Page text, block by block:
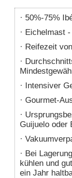
50%-75%
Eichelmast
Reifezeit
Intensiver
Gourmet-
Guijuelo oder
Bei
kühlen und
ein Jahr